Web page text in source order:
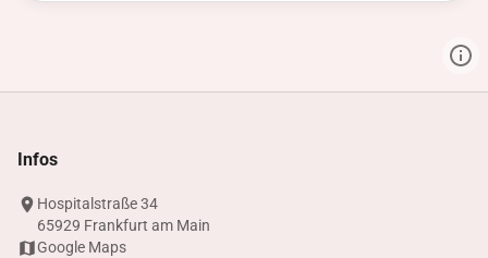
Infos
Hospitalstraße 34
65929 Frankfurt am Main
Google Maps